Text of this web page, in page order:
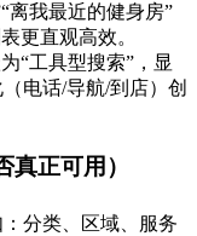
离我最近的健身房”
更直观高效。
“工具型搜索”，显
电话/导航/到店）创
正可用）
分类、区域、服务